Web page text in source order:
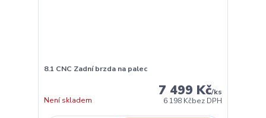
8.1 CNC Zadní brzda na palec
7 499 Kč/ks
6 198 Kčbez DPH
Není skladem